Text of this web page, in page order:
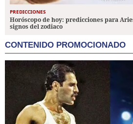
PREDICCIONES
Horóscopo de hoy: predicciones para
signos del zodiaco
CONTENIDO PROMOCIONADO